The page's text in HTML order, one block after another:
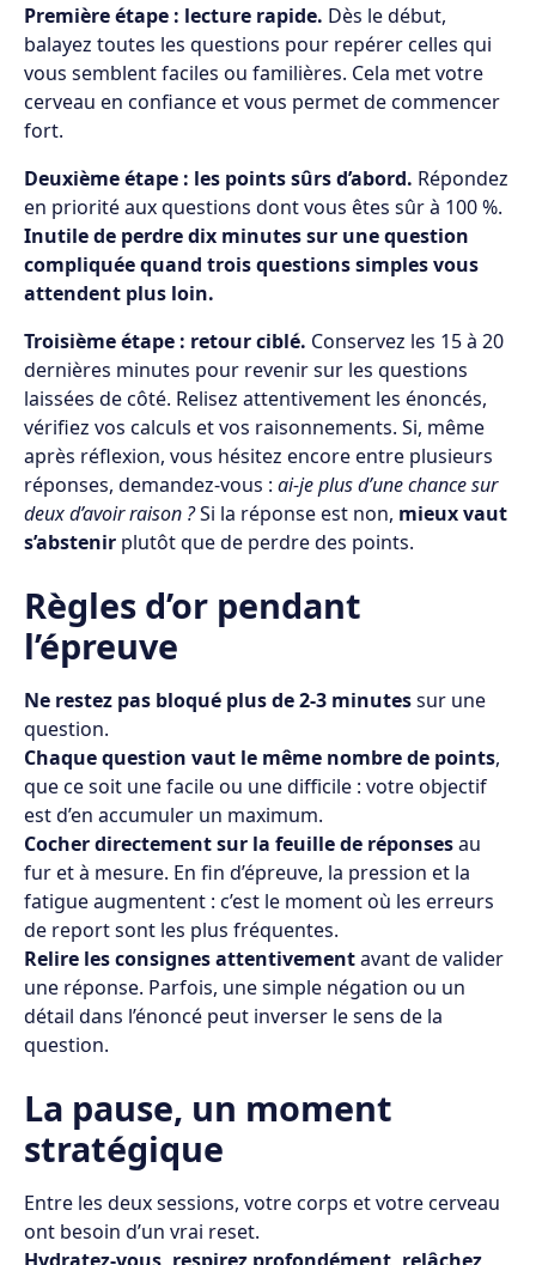
Première étape : lecture rapide. Dès le début,
balayez toutes les questions pour repérer celles qui
vous semblent faciles ou familières. Cela met votre
cerveau en confiance et vous permet de commencer
fort.
Deuxième étape : les points sûrs d’abord. Répondez
en priorité aux questions dont vous êtes sûr à 100 %.
Inutile de perdre dix minutes sur une question
compliquée quand trois questions simples vous
attendent plus loin.
Troisième étape : retour ciblé. Conservez les 15 à 20
dernières minutes pour revenir sur les questions
laissées de côté. Relisez attentivement les énoncés,
vérifiez vos calculs et vos raisonnements. Si, même
après réflexion, vous hésitez encore entre plusieurs
réponses, demandez-vous : ai-je plus d’une chance sur
deux d’avoir raison ?Si la réponse est non, mieux vaut
s’abstenir plutôt que de perdre des points.
Règles d’or pendant
l’épreuve
Ne restez pas bloqué plus de 2-3 minutessur une
question.
Chaque question vaut le même nombre de points,
que ce soit une facile ou une difficile : votre objectif
est d’en accumuler un maximum.
Cocher directement sur la feuille de réponsesau
fur et à mesure. En fin d’épreuve, la pression et la
fatigue augmentent : c’est le moment où les erreurs
de report sont les plus fréquentes.
Relire les consignes attentivementavant de valider
une réponse. Parfois, une simple négation ou un
détail dans l’énoncé peut inverser le sens de la
question.
La pause, un moment
stratégique
Entre les deux sessions, votre corps et votre cerveau
ont besoin d’un vrai reset.